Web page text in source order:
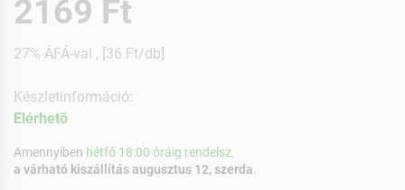
2169 Ft
27% ÁFÁ-val , [36 Ft/db]
Készletinformáció:
Elérhetõ
Amennyiben hétfő 18:00 óráig rendelsz,
a várható kiszállítás augusztus 12, szerda